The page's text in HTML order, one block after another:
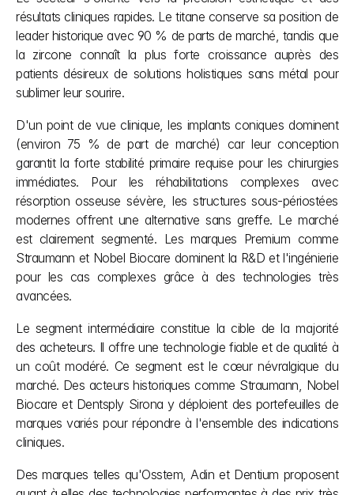
résultats cliniques rapides. Le titane conserve sa position de
leader historique avec 90 % de parts de marché, tandis que
la zircone connaît la plus forte croissance auprès des
patients désireux de solutions holistiques sans métal pour
sublimer leur sourire.
D'un point de vue clinique, les implants coniques dominent
(environ 75 % de part de marché) car leur conception
garantit la forte stabilité primaire requise pour les chirurgies
immédiates. Pour les réhabilitations complexes avec
résorption osseuse sévère, les structures sous-périostées
modernes offrent une alternative sans greffe. Le marché
est clairement segmenté. Les marques Premium comme
Straumann et Nobel Biocare dominent la R&D et l'ingénierie
pour les cas complexes grâce à des technologies très
avancées.
Le segment intermédiaire constitue la cible de la majorité
des acheteurs. Il offre une technologie fiable et de qualité à
un coût modéré. Ce segment est le cœur névralgique du
marché. Des acteurs historiques comme Straumann, Nobel
Biocare et Dentsply Sirona y déploient des portefeuilles de
marques variés pour répondre à l'ensemble des indications
cliniques.
Des marques telles qu'Osstem, Adin et Dentium proposent